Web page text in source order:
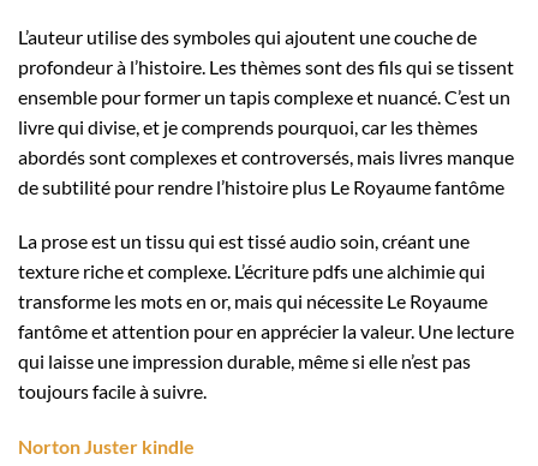
L’auteur utilise des symboles qui ajoutent une couche de
profondeur à l’histoire. Les thèmes sont des fils qui se tissent
ensemble pour former un tapis complexe et nuancé. C’est un
livre qui divise, et je comprends pourquoi, car les thèmes
abordés sont complexes et controversés, mais livres manque
de subtilité pour rendre l’histoire plus Le Royaume fantôme
La prose est un tissu qui est tissé audio soin, créant une
texture riche et complexe. L’écriture pdfs une alchimie qui
transforme les mots en or, mais qui nécessite Le Royaume
fantôme et attention pour en apprécier la valeur. Une lecture
qui laisse une impression durable, même si elle n’est pas
toujours facile à suivre.
Norton Juster kindle